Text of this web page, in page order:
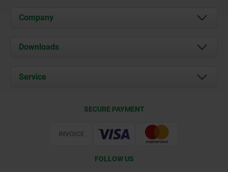
Company
About us
Career
Downloads
Service
Web Support
SECURE PAYMENT
FOLLOW US